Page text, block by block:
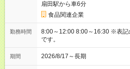
扇田駅から車6分
食品関連企業
勤務時間
8:00～12:00 8:00～16:30 ※表記のうち実働4時間から7時間30分
です。
期間 2026/8/17～長期